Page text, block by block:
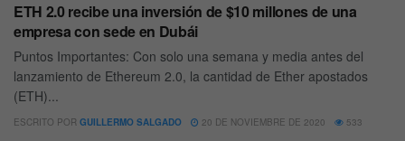
ETH 2.0 recibe una inversión de $10 millones de una
empresa con sede en Dubái
Puntos Importantes: Con solo una semana y media antes del
lanzamiento de Ethereum 2.0, la cantidad de Ether apostados
(ETH)...
ESCRITO POR GUILLERMO SALGADO 20 DE NOVIEMBRE DE 2020 533